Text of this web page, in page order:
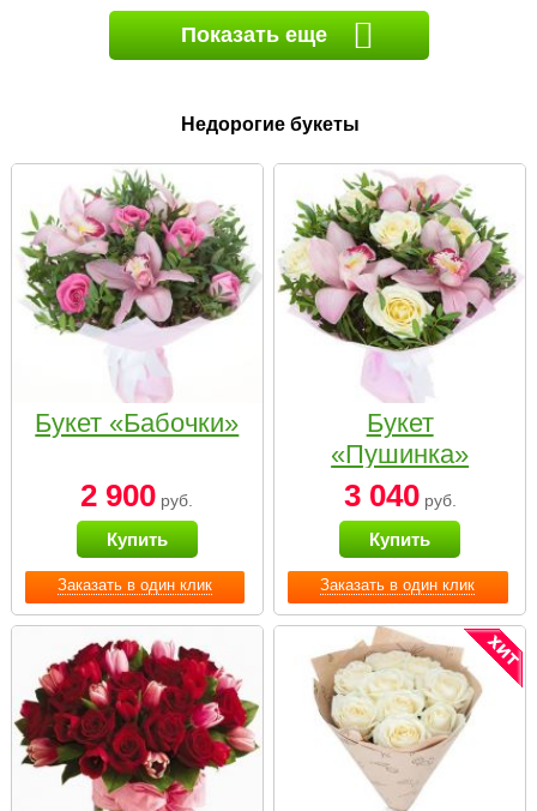
Показать еще
Недорогие букеты
Заказать в один клик
Букет «Бабочки»
2 900 руб.
Купить
Заказать в один клик
Букет
«Пушинка»
3 040руб.
Купить